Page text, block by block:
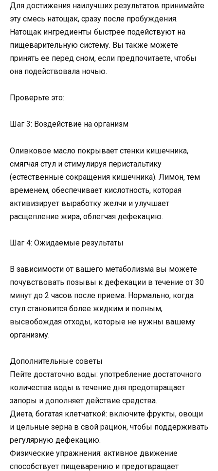
Для достижения наилучших результатов принимайте
эту смесь натощак, сразу после пробуждения.
Натощак ингредиенты быстрее подействуют на
пищеварительную систему. Вы также можете
принять ее перед сном, если предпочитаете, чтобы
она подействовала ночью.
Проверьте это:
Шаг 3: Воздействие на организм
Оливковое масло покрывает стенки кишечника,
смягчая стул и стимулируя перистальтику
(естественные сокращения кишечника). Лимон, тем
временем, обеспечивает кислотность, которая
активизирует выработку желчи и улучшает
расщепление жира, облегчая дефекацию.
Шаг 4: Ожидаемые результаты
В зависимости от вашего метаболизма вы можете
почувствовать позывы к дефекации в течение от 30
минут до 2 часов после приема. Нормально, когда
стул становится более жидким и полным,
высвобождая отходы, которые не нужны вашему
организму.
Дополнительные советы
Пейте достаточно воды: употребление достаточного
количества воды в течение дня предотвращает
запоры и дополняет действие средства.
Диета, богатая клетчаткой: включите фрукты, овощи
и цельные зерна в свой рацион, чтобы поддерживать
регулярную дефекацию.
Физические упражнения: активное движение
способствует пищеварению и предотвращает